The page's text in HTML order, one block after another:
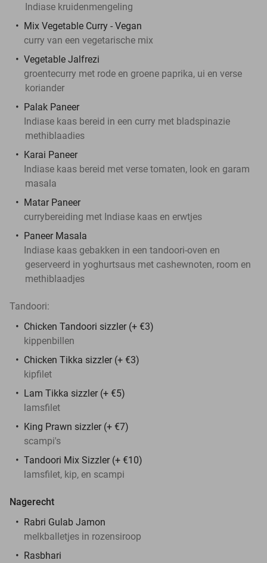
Indiase kruidenmengeling
Mix Vegetable Curry - Vegan
curry van een vegetarische mix
Vegetable Jalfrezi
groentecurry met rode en groene paprika, ui en verse
koriander
Palak Paneer
Indiase kaas bereid in een curry met bladspinazie
methiblaadies
Karai Paneer
Indiase kaas bereid met verse tomaten, look en garam
masala
Matar Paneer
currybereiding met Indiase kaas en erwtjes
Paneer Masala
Indiase kaas gebakken in een tandoori-oven en
geserveerd in yoghurtsaus met cashewnoten, room en
methiblaadjes
Tandoori:
Chicken Tandoori sizzler (+ €3)
kippenbillen
Chicken Tikka sizzler (+ €3)
kipfilet
Lam Tikka sizzler (+ €5)
lamsfilet
King Prawn sizzler (+ €7)
scampi's
Tandoori Mix Sizzler (+ €10)
lamsfilet, kip, en scampi
Nagerecht
Rabri Gulab Jamon
melkballetjes in rozensiroop
Rasbhari